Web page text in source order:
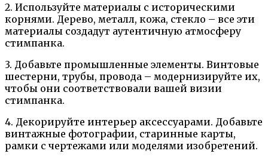
2. Используйте материалы с историческими
корнями. Дерево, металл, кожа, стекло – все эти
материалы создадут аутентичную атмосферу
стимпанка.
3. Добавьте промышленные элементы. Винтовые
шестерни, трубы, провода – модернизируйте их,
чтобы они соответствовали вашей визии
стимпанка.
4. Декорируйте интерьер аксессуарами. Добавьте
винтажные фотографии, старинные карты,
рамки с чертежами или моделями изобретений.